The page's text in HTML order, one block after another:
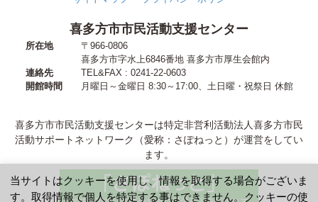
喜多方市市民活動支援センター
所在地
〒966-0806
喜多方市字水上6846番地 喜多方市厚生会館内
連絡先
TEL&FAX : 0241-22-0603
開館時間
月曜日～金曜日 8:30～17:00、 土日曜・祝祭日 休館
喜多方市市民活動支援センターは特定非営利活動法人喜多方市民
活動サポートネットワーク（愛称：さぽねっと）が運営をしてい
ます。
当サイトはクッキーを使用し、情報を取得する場合がございま
す。取得情報で個人を特定する事はできません。クッキーの使